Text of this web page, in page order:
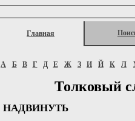
Главная
А Б В Г Д Е Ж З И Й К Л
Толковый
НАДВИНУТЬ